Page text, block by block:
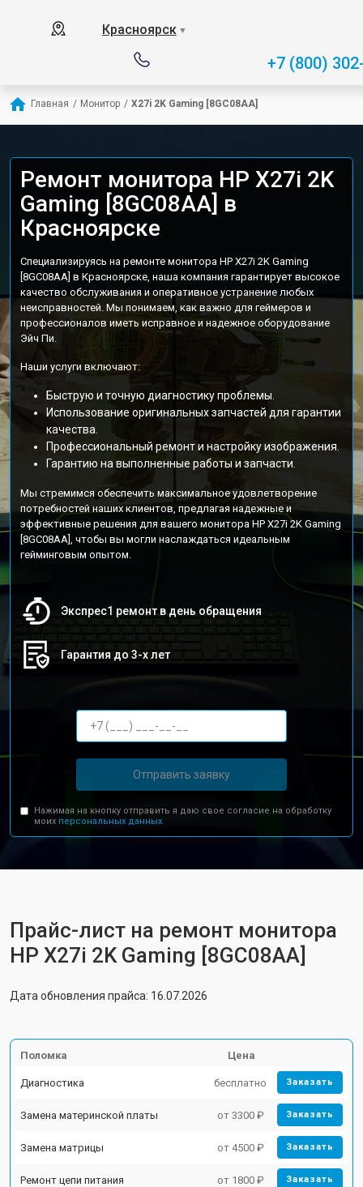
Красноярск ▼
+7 (800)
Главная / Монитор / X27i 2K Gaming [8GC08AA]
Ремонт монитора HP X27i 2K
Gaming [8GC08AA] в
Красноярске
Специализируясь на ремонте монитора HP X27i 2K Gaming
[8GC08AA] в Красноярске, наша компания гарантирует высокое
качество обслуживания и оперативное устранение любых
неисправностей. Мы понимаем, как важно для геймеров и
профессионалов иметь исправное и надежное оборудование
Эйч Пи.
Наши услуги включают:
Быструю и точную диагностику проблемы.
Использование оригинальных запчастей для гарантии
качества.
Профессиональный ремонт и настройку изображения.
Гарантию на выполненные работы и запчасти.
Мы стремимся обеспечить максимальное удовлетворение
потребностей наших клиентов, предлагая надежные и
эффективные решения для вашего монитора HP X27i 2K Gaming
[8GC08AA], чтобы вы могли наслаждаться идеальным
гейминговым опытом.
Экспрес1 ремонт в день обращения
Гарантия до 3-х лет
Отправить заявку
Нажимая на кнопку отправить я даю свое согласие на обработку
моих персональных данных.
Прайс-лист на ремонт монитора
HP X27i 2K Gaming [8GC08AA]
Дата обновления прайса: 16.07.2026
Поломка Цена
Диагностика бесплатно Заказать
Замена материнской платы от 3300 ₽ Заказать
Замена матрицы от 4500 ₽ Заказать
Ремонт цепи питания от 1800 ₽ Заказать